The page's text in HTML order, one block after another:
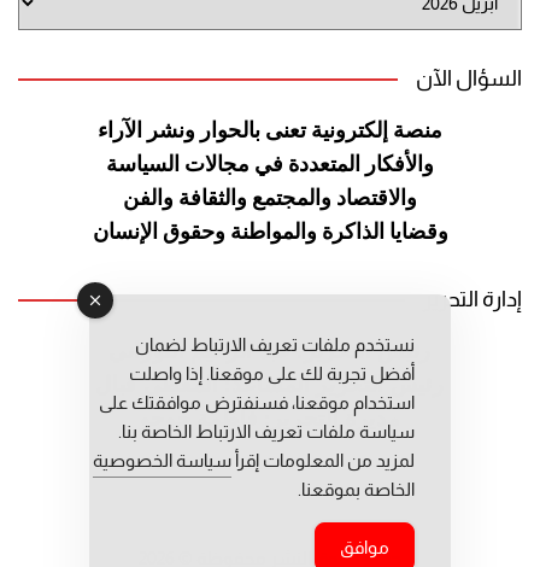
الموقع
السؤال الآن
منصة إلكترونية تعنى بالحوار ونشر الآراء
والأفكار المتعددة في مجالات السياسة
والاقتصاد والمجتمع والثقافة والفن
وقضايا الذاكرة والمواطنة وحقوق الإنسان
إدارة التحرير
رئيس التحرير: عبد الرحيم التوراني
رئيس التحرير المساعد: المعطي قبال
مديرة التحرير: فاطمة حوحو
جميع حقوق النشر محفوظة © 2026
نستخدم ملفات تعريف الارتباط لضمان
أفضل تجربة لك على موقعنا. إذا واصلت
استخدام موقعنا، فسنفترض موافقتك على
سياسة ملفات تعريف الارتباط الخاصة بنا.
لمزيد من المعلومات إقرأ سياسة الخصوصية
الخاصة بموقعنا.
موافق